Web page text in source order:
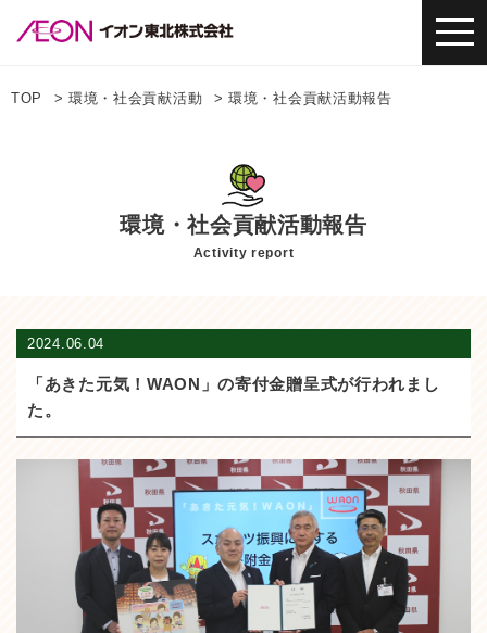
TOP 環境・社会貢献活動 環境・社会貢献活動報告
環境・社会貢献活動報告
Activity report
2024.06.04
「あきた元気！WAON」の寄付金贈呈式が行われまし
た。